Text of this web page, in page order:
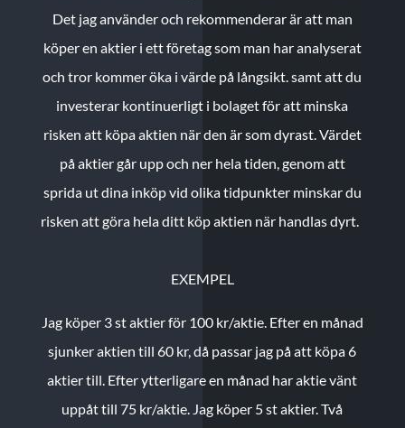
Det jag använder och rekommenderar är att man
köper en aktier i ett företag som man har analyserat
och tror kommer öka i värde på långsikt. samt att du
investerar kontinuerligt i bolaget för att minska
risken att köpa aktien när den är som dyrast. Värdet
på aktier går upp och ner hela tiden, genom att
sprida ut dina inköp vid olika tidpunkter minskar du
risken att göra hela ditt köp aktien när handlas dyrt.
EXEMPEL
Jag köper 3 st aktier för 100 kr/aktie. Efter en månad
sjunker aktien till 60 kr, då passar jag på att köpa 6
aktier till. Efter ytterligare en månad har aktie vänt
uppåt till 75 kr/aktie. Jag köper 5 st aktier.Två